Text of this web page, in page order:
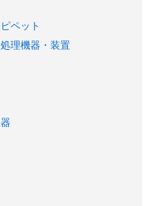
ペット
理機器・装置